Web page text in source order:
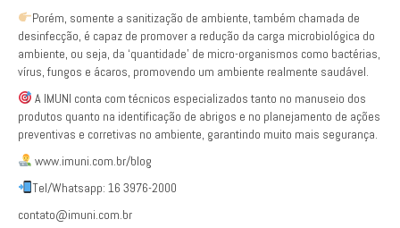
Porém, somente a sanitização de ambiente, também chamada de
desinfecção, é capaz de promover a redução da carga microbiológica do
ambiente, ou seja, da ‘quantidade’ de micro-organismos como bactérias,
vírus, fungos e ácaros, promovendo um ambiente realmente saudável.
A IMUNI conta com técnicos especializados tanto no manuseio dos
produtos quanto na identificação de abrigos e no planejamento de ações
preventivas e corretivas no ambiente, garantindo muito mais segurança.
www.imuni.com.br/blog
Tel/Whatsapp: 16 3976-2000
contato@imuni.com.br